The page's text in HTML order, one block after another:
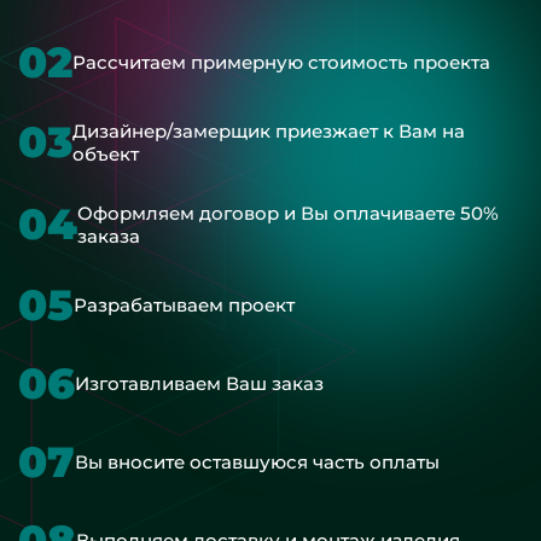
02Рассчитаем примерную стоимость проекта
03Дизайнер/замерщик приезжает к Вам на
объект
04Оформляем договор и Вы оплачиваете 50%
заказа
05Разрабатываем проект
06Изготавливаем Ваш заказ
07Вы вносите оставшуюся часть оплаты